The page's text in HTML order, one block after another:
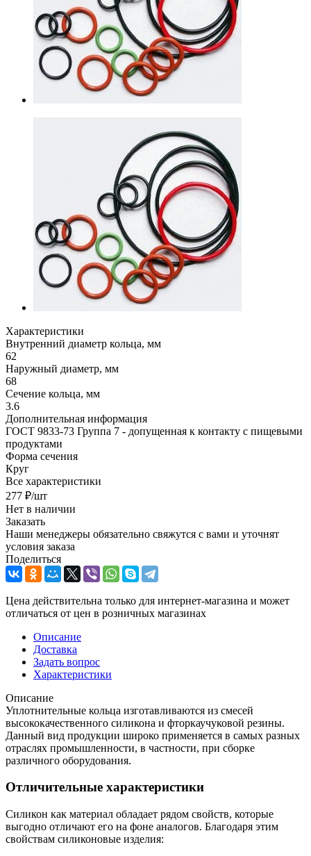
Характеристики
Внутренний диаметр кольца, мм
62
Наружный диаметр, мм
68
Сечение кольца, мм
3.6
Дополнительная информация
ГОСТ 9833-73 Группа 7 - допущенная к контакту с пищевыми
продуктами
Форма сечения
Круг
Все характеристики
277 ₽/шт
Нет в наличии
Заказать
Наши менеджеры обязательно свяжутся с вами и уточнят
условия заказа
Поделиться
Цена действительна только для интернет-магазина и может
отличаться от цен в розничных магазинах
Описание
Доставка
Задать вопрос
Характеристики
Описание
Уплотнительные кольца изготавливаются из смесей
высококачественного силикона и фторкаучуковой резины.
Данный вид продукции широко применяется в самых разных
отраслях промышленности, в частности, при сборке
различного оборудования.
Отличительные характеристики
Силикон как материал обладает рядом свойств, которые
выгодно отличают его на фоне аналогов. Благодаря этим
свойствам силиконовые изделия: